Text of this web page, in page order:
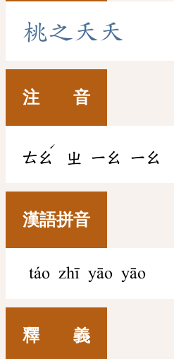
桃之 夭 夭
注 音
ㄊㄠ
ˊ
ㄓ ㄧㄠ ㄧㄠ
漢語拼音
táo zhī yāo yāo
釋 義